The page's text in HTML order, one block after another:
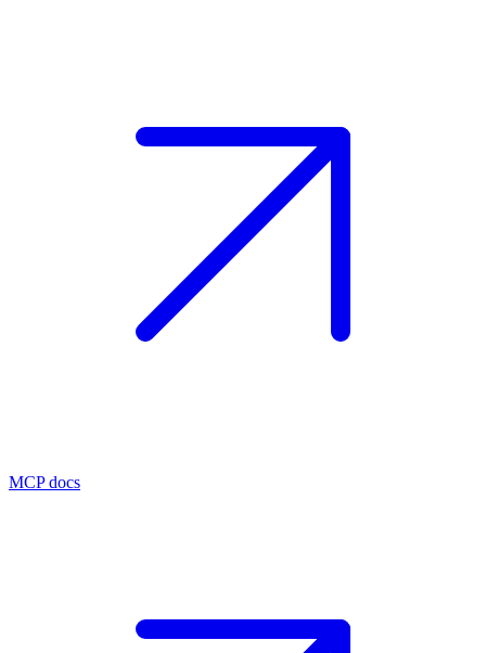
MCP docs